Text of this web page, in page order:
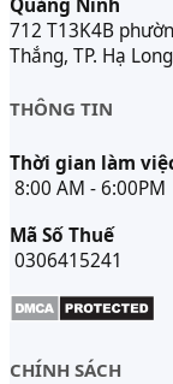
Quảng Ninh
712 T13K4B
Thắng, TP. Hạ
THÔNG TIN
Thời gian làm
8:00 AM - 6:00PM
Mã Số Thuế
0306415241
CHÍNH SÁCH